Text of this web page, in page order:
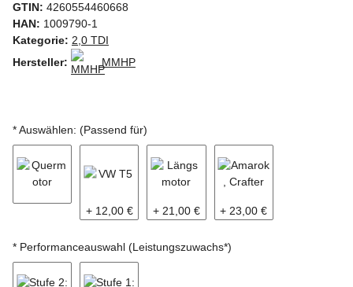
GTIN: 4260554460668
HAN: 1009790-1
Kategorie: 2,0 TDI
Hersteller:
MMHP
* Auswählen: (Passend für)
QuermotorVW T5
+ 12,00 € Längsmotor
+ 21,00 € Amarok, Crafter
+ 23,00 €
* Performanceauswahl (Leistungszuwachs*)